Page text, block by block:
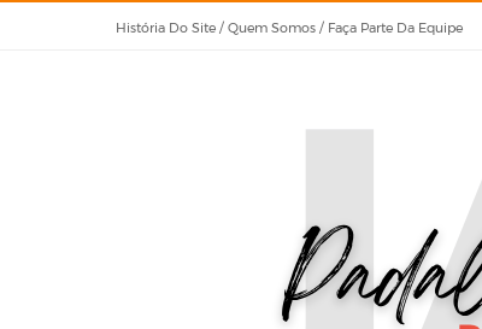
História Do Site / Quem Somos / Faça Parte Da Equipe